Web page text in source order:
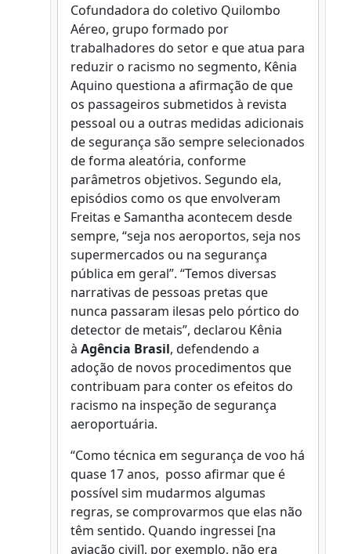
Cofundadora do coletivo Quilombo
Aéreo, grupo formado por
trabalhadores do setor e que atua para
reduzir o racismo no segmento, Kênia
Aquino questiona a afirmação de que
os passageiros submetidos à revista
pessoal ou a outras medidas adicionais
de segurança são sempre selecionados
de forma aleatória, conforme
parâmetros objetivos. Segundo ela,
episódios como os que envolveram
Freitas e Samantha acontecem desde
sempre, “seja nos aeroportos, seja nos
supermercados ou na segurança
pública em geral”. “Temos diversas
narrativas de pessoas pretas que
nunca passaram ilesas pelo pórtico do
detector de metais”, declarou Kênia
à Agência Brasil, defendendo a
adoção de novos procedimentos que
contribuam para conter os efeitos do
racismo na inspeção de segurança
aeroportuária.
“Como técnica em segurança de voo há
quase 17 anos, posso afirmar que é
possível sim mudarmos algumas
regras, se comprovarmos que elas não
têm sentido. Quando ingressei [na
aviação civil], por exemplo, não era